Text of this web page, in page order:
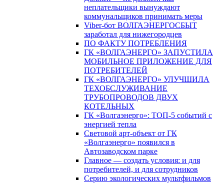
неплательщики вынуждают
коммунальщиков принимать меры
Viber-бот ВОЛГАЭНЕРГОСБЫТ
заработал для нижегородцев
ПО ФАКТУ ПОТРЕБЛЕНИЯ
ГК «ВОЛГАЭНЕРГО» ЗАПУСТИЛА
МОБИЛЬНОЕ ПРИЛОЖЕНИЕ ДЛЯ
ПОТРЕБИТЕЛЕЙ
ГК «ВОЛГАЭНЕРГО» УЛУЧШИЛА
ТЕХОБСЛУЖИВАНИЕ
ТРУБОПРОВОДОВ ДВУХ
КОТЕЛЬНЫХ
ГК «Волгаэнерго»: ТОП-5 событий с
энергией тепла
Световой арт-объект от ГК
«Волгаэнерго» появился в
Автозаводском парке
Главное — создать условия: и для
потребителей, и для сотрудников
Серию экологических мультфильмов